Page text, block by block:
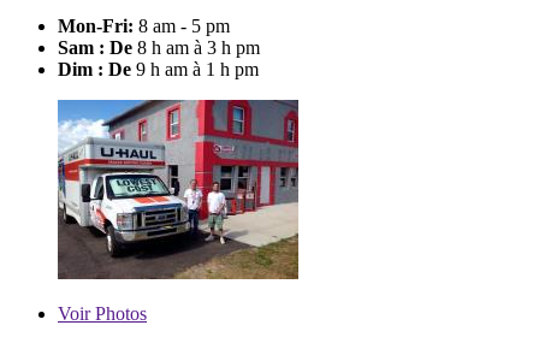
Mon-Fri: 8 am - 5 pm
Sam : De 8 h am à 3 h pm
Dim : De 9 h am à 1 h pm
VoirPhotos